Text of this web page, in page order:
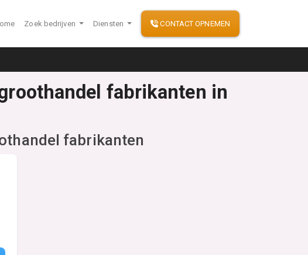
Zoek bedrijven Diensten CONTACT OPNEMEN
fabrikanten in
fabrikanten